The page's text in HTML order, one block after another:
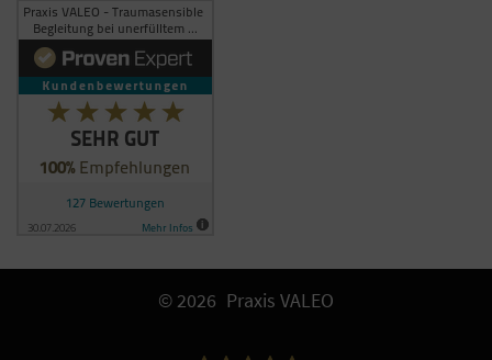
© 2026 Praxis VALEO